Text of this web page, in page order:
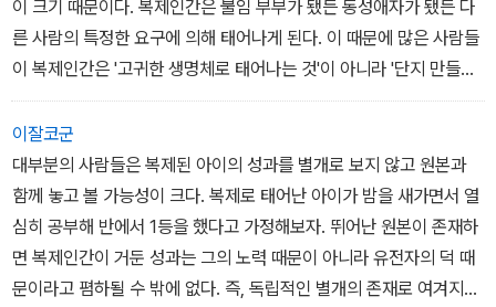
이 크기 때문이다. 복제인간은 불임 부부가 됐든 동성애자가 됐든 다
른 사람의 특정한 요구에 의해 태어나게 된다. 이 때문에 많은 사람들
이 복제인간은 '고귀한 생명체로 태어나는 것'이 아니라 '단지 만들어
지는 것'이라는 생각을 갖기 쉽다. -72-73쪽
이잘코군
대부분의 사람들은 복제된 아이의 성과를 별개로 보지 않고 원본과
함께 놓고 볼 가능성이 크다. 복제로 태어난 아이가 밤을 새가면서 열
심히 공부해 반에서 1등을 했다고 가정해보자. 뛰어난 원본이 존재하
면 복제인간이 거둔 성과는 그의 노력 때문이 아니라 유전자의 덕 때
문이라고 폄하될 수 밖에 없다. 즉, 독립적인 별개의 존재로 여겨지지